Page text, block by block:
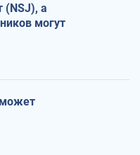
(NSJ), а
могут
может